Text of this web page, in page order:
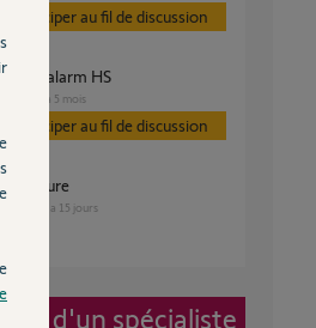
Participer au fil de discussion
home alarm HS
il y a 5 mois
Participer au fil de discussion
extérieure
il y a 15 jours
d'un spécialiste